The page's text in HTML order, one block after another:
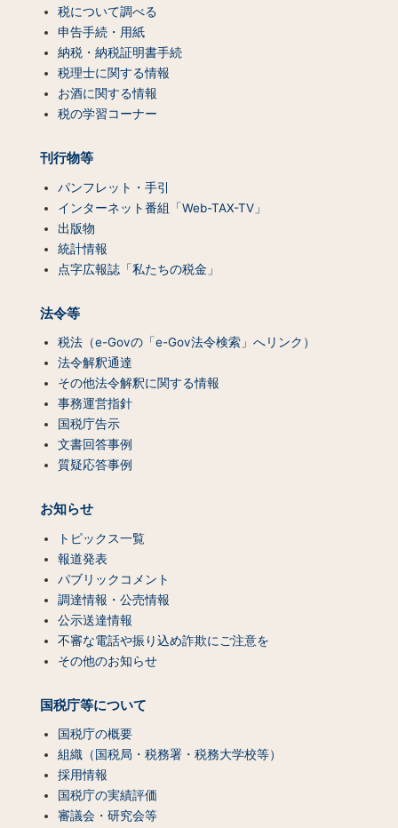
税について調べる
申告手続・用紙
納税・納税証明書手続
税理士に関する情報
お酒に関する情報
税の学習コーナー
刊行物等
パンフレット・手引
インターネット番組「Web-TAX-TV」
出版物
統計情報
点字広報誌「私たちの税金」
法令等
税法（e-Govの「e-Gov法令検索」へリンク）
法令解釈通達
その他法令解釈に関する情報
事務運営指針
国税庁告示
文書回答事例
質疑応答事例
お知らせ
トピックス一覧
報道発表
パブリックコメント
調達情報・公売情報
公示送達情報
不審な電話や振り込め詐欺にご注意を
その他のお知らせ
国税庁等について
国税庁の概要
組織（国税局・税務署・税務大学校等）
採用情報
国税庁の実績評価
審議会・研究会等